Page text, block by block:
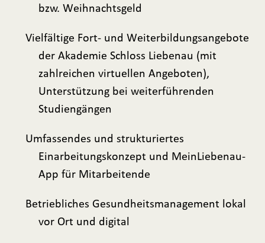
bzw. Weihnachtsgeld
Vielfältige Fort- und Weiterbildungsangebote
der Akademie Schloss Liebenau (mit
zahlreichen virtuellen Angeboten),
Unterstützung bei weiterführenden
Studiengängen
Umfassendes und strukturiertes
Einarbeitungskonzept und MeinLiebenau-
App für Mitarbeitende
Betriebliches Gesundheitsmanagement lokal
vor Ort und digital